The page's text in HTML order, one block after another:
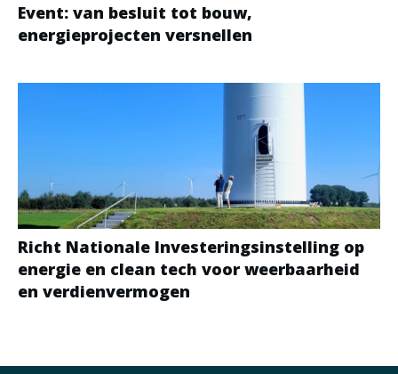
Event: van besluit tot bouw,
energieprojecten versnellen
Richt Nationale Investeringsinstelling op
energie en clean tech voor weerbaarheid
en verdienvermogen